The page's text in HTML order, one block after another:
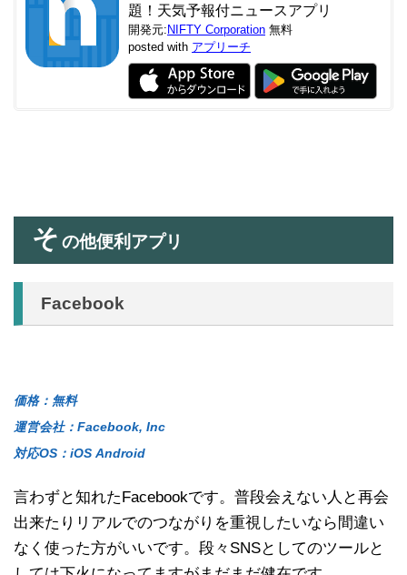
題！天気予報付ニュースアプリ
開発元: NIFTY Corporation 無料
posted with アプリーチ
そ の他便利アプリ
Facebook
価格：無料
運営会社：Facebook, Inc
対応OS：iOS Android
言わずと知れたFacebookです。普段会えない人と再会
出来たりリアルでのつながりを重視したいなら間違い
なく使った方がいいです。段々SNSとしてのツールと